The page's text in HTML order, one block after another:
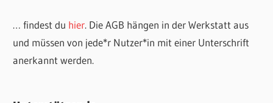
… findest du hier. Die AGB hängen in der Werkstatt aus
und müssen von jede*r Nutzer*in mit einer Unterschrift
anerkannt werden.